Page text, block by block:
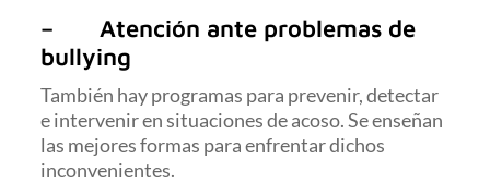
– Atención ante problemas de
bullying
También hay programas para prevenir, detectar
e intervenir en situaciones de acoso. Se enseñan
las mejores formas para enfrentar dichos
inconvenientes.